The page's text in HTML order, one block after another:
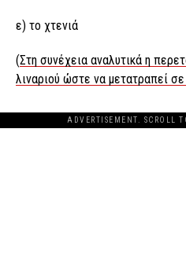
ε) το χτενιά
(Στη συνέχεια αναλυτικά η
λιναριού ώστε να μετατραπεί
ADVERTISEMENT. SCROLL